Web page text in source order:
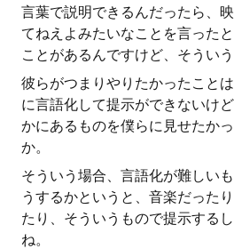
言葉で説明できるんだったら、
てねえよみたいなことを言った
ことがあるんですけど、そうい
彼らがつまりやりたかったこと
に言語化して提示ができないけ
かにあるものを僕らに見せたか
か。
そういう場合、言語化が難しい
うするかというと、音楽だった
たり、そういうもので提示する
ね。